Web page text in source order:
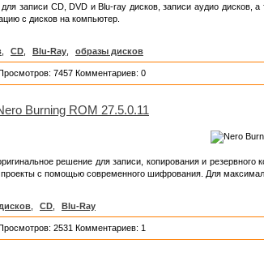
записи CD, DVD и Blu-ray дисков, записи аудио дисков,
с дисков на компьютер.
CD Blu-Ray образы дисков
7457 Комментариев: 0
Burning ROM 27.5.0.11
решение для записи, копирования и
с помощью современного шифрования. Для
CD Blu-Ray
2531 Комментариев: 1